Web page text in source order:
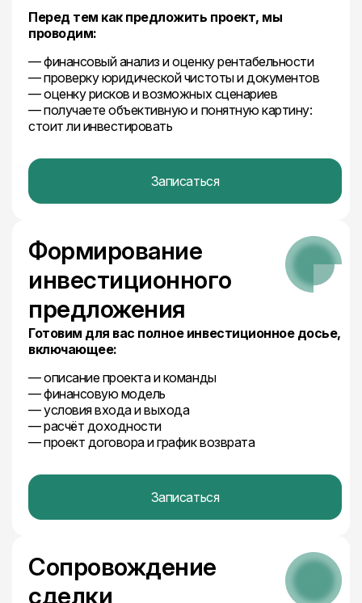
Перед тем как предложить проект, мы
проводим:
— финансовый анализ и оценку рентабельности
— проверку юридической чистоты и документов
— оценку рисков и возможных сценариев
— получаете объективную и понятную картину:
стоит ли инвестировать
Записаться
Формирование
инвестиционного
предложения
Готовим для вас полное инвестиционное досье,
включающее:
— описание проекта и команды
— финансовую модель
— условия входа и выхода
— расчёт доходности
— проект договора и график возврата
Записаться
Сопровождение
сделки